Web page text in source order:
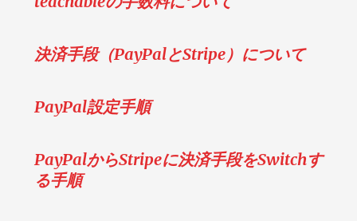
決済手段（PayPalとStripe）について
PayPal設定手順
PayPalからStripeに決済手段をSwitchす
る手順